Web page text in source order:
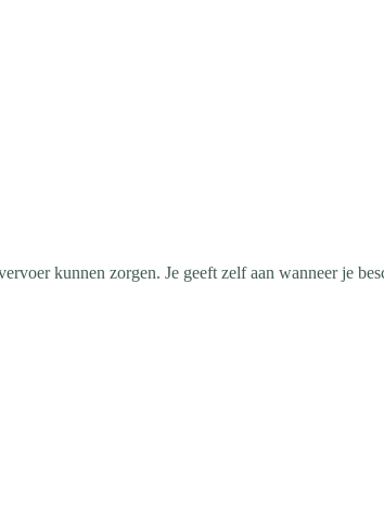
kunnen zorgen. Je geeft zelf aan wanneer je